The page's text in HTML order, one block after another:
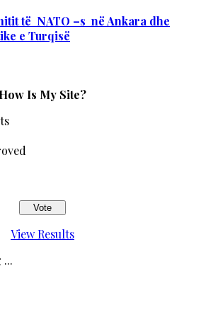
të NATO –s në Ankara dhe
e Turqisë
How Is My Site?
View Results